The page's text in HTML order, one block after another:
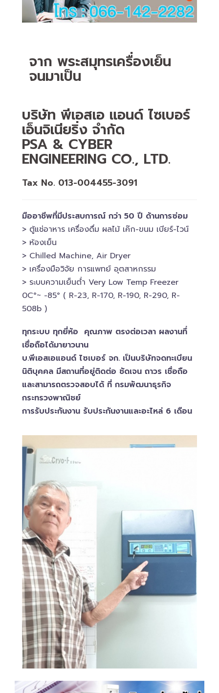
จาก พระสมุทรเครื่องเย็น
จนมาเป็น
บริษัท พีเอสเอ แอนด์ ไซเบอร์
เอ็นจิเนียริ่ง จำกัด
PSA & CYBER
ENGINEERING CO., LTD.
Tax No. 013-004455-3091
มืออาชีพที่มีประสบการณ์ กว่า 50 ปี ด้านการซ่อม
> ตู้แช่อาหาร เครื่องดื่ม ผลไม้ เค๊ก-ขนม เบียร์-ไวน์​
> ห้องเย็น
> Chilled​ Machine, Air Dryer
> เครื่องมือวิจัย การแพทย์​ อุตสาหกรรม
> ระบบความเย็นต่ำ Very Low Temp Freezer
0C°~ -​85° ( R-23, R-170, R-190, R-290, R-
508b )
ทุกระบบ ทุกยี่ห้อ คุณภาพ ตรงต่อเวลา ผลงานทึ่
เชื่อถือได้มายาวนาน
บ.พีเอสเอ​แอนด์ ไซเบอร์​ จก. เป็นบริษัทจดทะเบียน
นิติบุคคล​ มีสถานที่อยู่ติดต่อ ชัดเจน ถาวร เชื่อถือ
และสามารถตรวจสอบ​ได้ ที่ กรมพัฒนาธุรกิจ​
กระทรวงพาณิชย์
การรับประกันงาน รับประกันงานและอะไหล่ 6 เดือน